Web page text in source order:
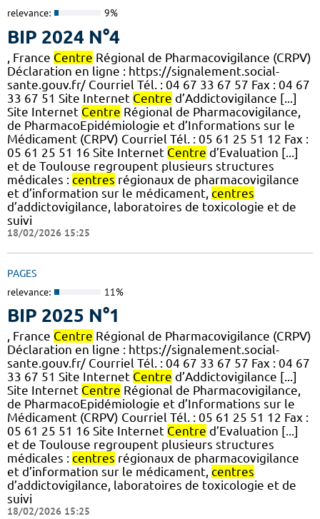
relevance: 9%
BIP 2024 N°4
, France Centre Régional de Pharmacovigilance (CRPV)
Déclaration en ligne : https://signalement.social-
sante.gouv.fr/ Courriel Tél. : 04 67 33 67 57 Fax : 04 67
33 67 51 Site Internet Centre d’Addictovigilance [...]
Site Internet Centre Régional de Pharmacovigilance,
de PharmacoEpidémiologie et d’Informations sur le
Médicament (CRPV) Courriel Tél. : 05 61 25 51 12 Fax :
05 61 25 51 16 Site Internet Centre d’Evaluation [...]
et de Toulouse regroupent plusieurs structures
médicales : centres régionaux de pharmacovigilance
et d’information sur le médicament, centres
d’addictovigilance, laboratoires de toxicologie et de
suivi
18/02/2026 15:25
PAGES
relevance: 11%
BIP 2025 N°1
, France Centre Régional de Pharmacovigilance (CRPV)
Déclaration en ligne : https://signalement.social-
sante.gouv.fr/ Courriel Tél. : 04 67 33 67 57 Fax : 04 67
33 67 51 Site Internet Centre d’Addictovigilance [...]
Site Internet Centre Régional de Pharmacovigilance,
de PharmacoEpidémiologie et d’Informations sur le
Médicament (CRPV) Courriel Tél. : 05 61 25 51 12 Fax :
05 61 25 51 16 Site Internet Centre d’Evaluation [...]
et de Toulouse regroupent plusieurs structures
médicales : centres régionaux de pharmacovigilance
et d’information sur le médicament, centres
d’addictovigilance, laboratoires de toxicologie et de
suivi
18/02/2026 15:25